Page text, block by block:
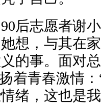
志愿者谢小
想，与其在
的事。面对
着青春激情
绪，这也是